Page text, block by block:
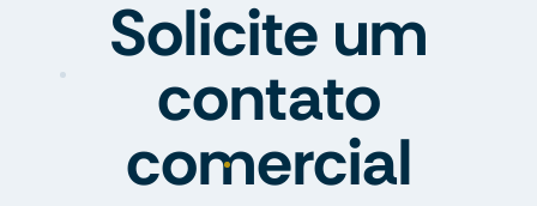
Solicite um
contato
comercial